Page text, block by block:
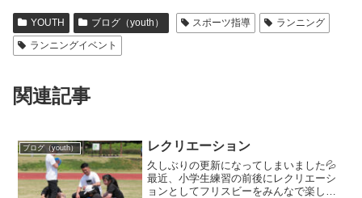
YOUTH ブログ（youth） スポーツ指導
ランニング
ランニングイベント
関連記事
ブログ（youth） レクリエーション
久しぶりの更新になってしまいました💦
最近、小学生練習の前後にレクリエーシ
ョンとしてフリスビーをみんなで楽しん